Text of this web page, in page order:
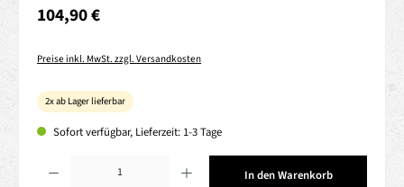
Regulärer Preis:
104,90 €
Preise inkl. MwSt. zzgl. Versandkosten
2x ab Lager lieferbar
Sofort verfügbar, Lieferzeit: 1-3 Tage
In den Warenkorb